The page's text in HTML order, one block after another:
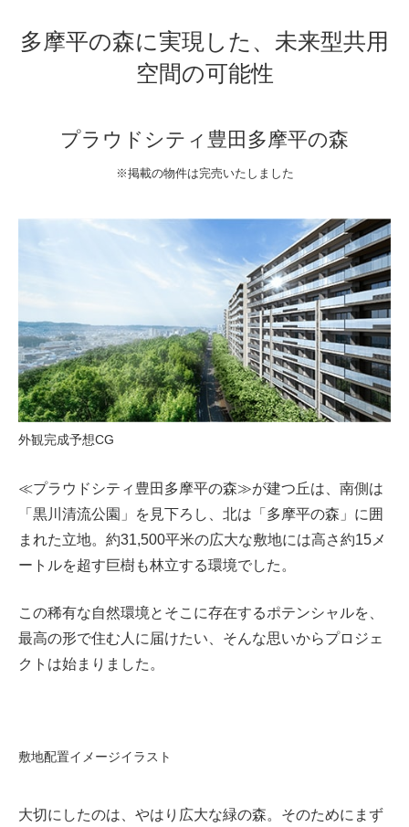
多摩平の森に実現した、未来型共用
空間の可能性
プラウドシティ豊田多摩平の森
※掲載の物件は完売いたしました
外観完成予想CG
≪プラウドシティ豊田多摩平の森≫が建つ丘は、南側は
「黒川清流公園」を見下ろし、北は「多摩平の森」に囲
まれた立地。約31,500平米の広大な敷地には高さ約15メ
ートルを超す巨樹も林立する環境でした。
この稀有な自然環境とそこに存在するポテンシャルを、
最高の形で住む人に届けたい、そんな思いからプロジェ
クトは始まりました。
敷地配置イメージイラスト
大切にしたのは、やはり広大な緑の森。そのためにまず